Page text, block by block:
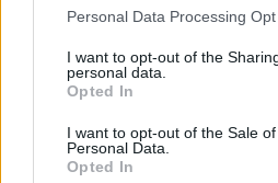
Personal Data Processing
I want to opt-out of the
personal data.
Opted In
I want to opt-out of the Sale
Personal Data.
Opted In